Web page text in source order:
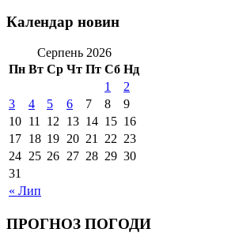
Календар новин
Серпень 2026
Пн Вт Ср Чт Пт Сб Нд
« Лип
1
2
3
4 5 6 7 8
9
10 11 12 13 14 15 16
17 18 19 20 21 22 23
24 25 26 27 28 29 30
31
ПРОГНОЗ ПОГОДИ